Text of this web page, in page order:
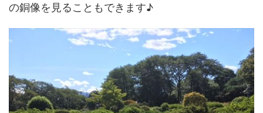
の銅像を見ることもできます♪